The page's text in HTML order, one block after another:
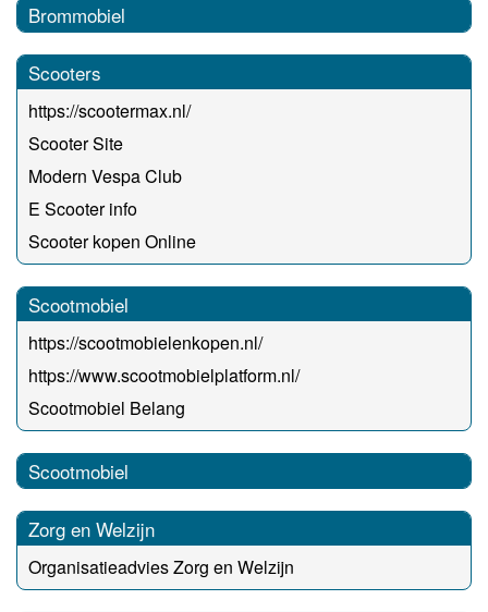
Brommobiel
Scooters
https://scootermax.nl/
Scooter Site
Modern Vespa Club
E Scooter info
Scooter kopen Online
Scootmobiel
https://scootmobielenkopen.nl/
https://www.scootmobielplatform.nl/
Scootmobiel Belang
Scootmobiel
Zorg en Welzijn
Organisatieadvies Zorg en Welzijn